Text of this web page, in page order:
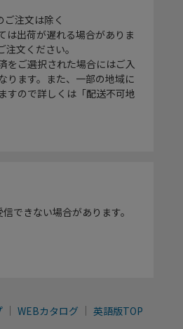
注文は除く
は出荷が遅れる場合がありま
文ください。
をご選択された場合にはご入
ります。また、一部の地域に
すので詳しくは「配送不可地
できない場合があります。
WEBカタログ 英語版TOP